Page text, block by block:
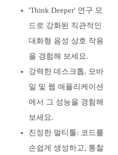
'Think Deeper' 연구 모
드로 강화된 직관적인
대화형 음성 상호 작용
을 경험해 보세요.
강력한 데스크톱, 모바
일 및 웹 애플리케이션
에서 그 성능을 경험해
보세요.
진정한 멀티툴: 코드를
손쉽게 생성하고, 통찰